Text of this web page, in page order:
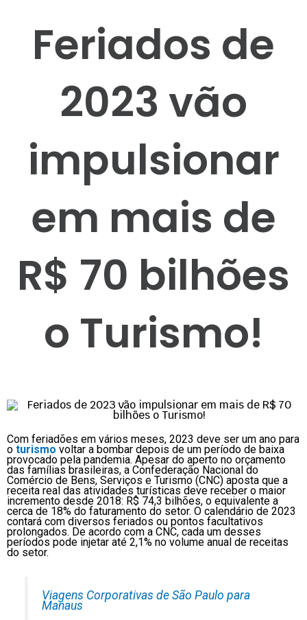
Feriados de
2023 vão
impulsionar
em mais de
R$ 70 bilhões
o Turismo!
Com feriadões em vários meses, 2023 deve ser um ano para
o turismo voltar a bombar depois de um período de baixa
provocado pela pandemia. Apesar do aperto no orçamento
das famílias brasileiras, a Confederação Nacional do
Comércio de Bens, Serviços e Turismo (CNC) aposta que a
receita real das atividades turísticas deve receber o maior
incremento desde 2018: R$ 74,3 bilhões, o equivalente a
cerca de 18% do faturamento do setor. O calendário de 2023
contará com diversos feriados ou pontos facultativos
prolongados. De acordo com a CNC, cada um desses
períodos pode injetar até 2,1% no volume anual de receitas
do setor.
Viagens Corporativas de São Paulo para
Manaus